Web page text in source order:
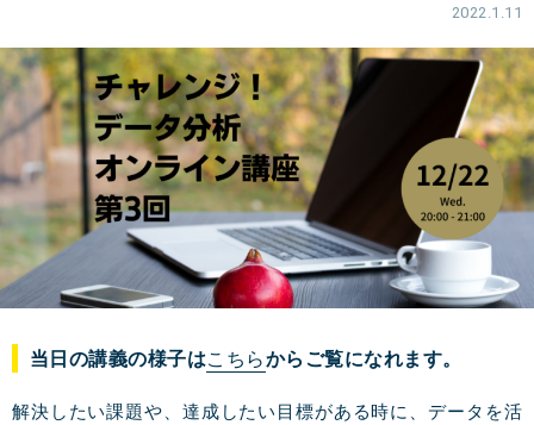
2022.1.11
当日の講義の様子はこちらからご覧になれます。
解決したい課題や、達成したい目標がある時に、データを活